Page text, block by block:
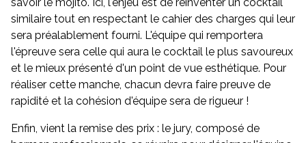
similaire tout en respectant le cahier des charges qui leur
sera préalablement fourni. L'équipe qui remportera
l'épreuve sera celle qui aura le cocktail le plus savoureux
et le mieux présenté d'un point de vue esthétique. Pour
réaliser cette manche, chacun devra faire preuve de
rapidité et la cohésion d'équipe sera de rigueur !
Enfin, vient la remise des prix : le jury, composé de